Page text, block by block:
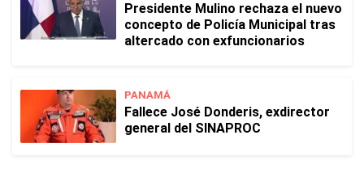
Presidente Mulino rechaza el nuevo
concepto de Policía Municipal tras
altercado con exfuncionarios
PANAMÁ
Fallece José Donderis, exdirector
general del SINAPROC